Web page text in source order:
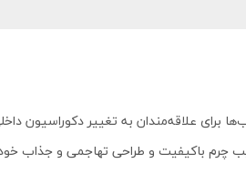
باکیفیت و طراحی تهاجمی و جذاب